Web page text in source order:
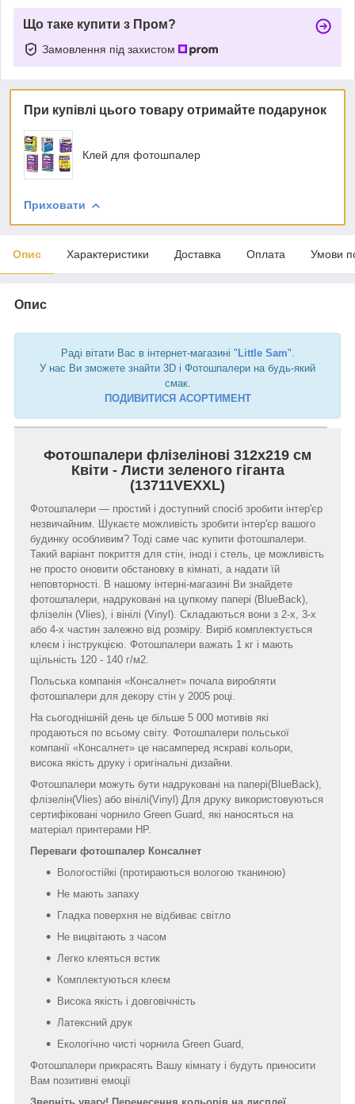
Що таке купити з Пром?
Замовлення під захистом
При купівлі цього товару отримайте подарунок
Клей для фотошпалер
Приховати
Опис Характеристики Доставка Оплата Умови
Опис
Раді вітати Вас в інтернет-магазині " Little Sam".
У нас Ви зможете знайти 3D і Фотошпалери на будь-який
смак.
ПОДИВИТИСЯ АСОРТИМЕНТ
Фотошпалери флізелінові 312x219 см
Квіти - Листи зеленого гіганта
(13711VEXXL)
Фотошпалери — простий і доступний спосіб зробити інтер'єр
незвичайним. Шукаєте можливість зробити інтер'єр вашого
будинку особливим? Тоді саме час купити фотошпалери.
Такий варіант покриття для стін, іноді і стель, це можливість
не просто оновити обстановку в кімнаті, а надати їй
неповторності. В нашому інтерні-магазині Ви знайдете
фотошпалери, надруковані на цупкому папері (BlueBack),
флізелін (Vlies), і вінілі (Vinyl). Складаються вони з 2-х, 3-х
або 4-х частин залежно від розміру. Виріб комплектується
клеєм і інструкцією. Фотошпалери важать 1 кг і мають
щільність 120 - 140 г/м2.
Польська компанія «Консалнет» почала виробляти
фотошпалери для декору стін у 2005 році.
На сьогоднішній день це більше 5 000 мотивів які
продаються по всьому світу. Фотошпалери польської
компанії «Консалнет» це насамперед яскраві кольори,
висока якість друку і оригінальні дизайни.
Фотошпалери можуть бути надруковані на папері(BlueBack),
флізелін(Vlies) або вінілі(Vinyl) Для друку використовуються
сертифіковані чорнило Green Guard, які наносяться на
матеріал принтерами HP.
Переваги фотошпалер Консалнет
Вологостійкі (протираються вологою тканиною)
Не мають запаху
Гладка поверхня не відбиває світло
Не вицвітають з часом
Легко клеяться встик
Комплектуються клеєм
Висока якість і довговічність
Латексний друк
Екологічно чисті чорнила Green Guard,
Фотошпалери прикрасять Вашу кімнату і будуть приносити
Вам позитивні емоції